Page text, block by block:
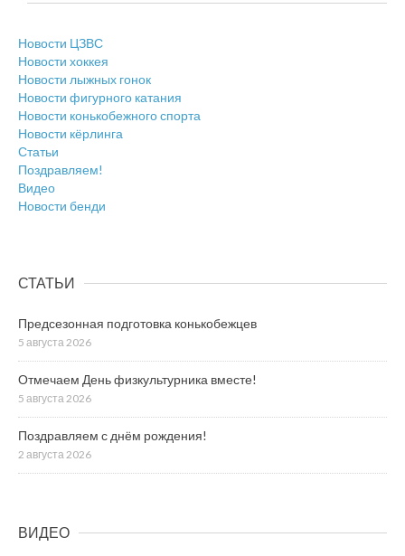
Новости ЦЗВС
Новости хоккея
Новости лыжных гонок
Новости фигурного катания
Новости конькобежного спорта
Новости кёрлинга
Статьи
Поздравляем!
Видео
Новости бенди
СТАТЬИ
Предсезонная подготовка конькобежцев
5 августа 2026
Отмечаем День физкультурника вместе!
5 августа 2026
Поздравляем с днём рождения!
2 августа 2026
ВИДЕО